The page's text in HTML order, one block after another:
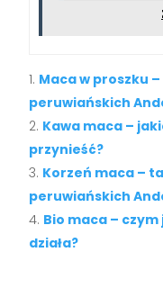
Maca w proszku
peruwiańskich
Kawa maca –
przynieść?
Korzeń maca –
peruwiańskich
Bio maca –
działa?